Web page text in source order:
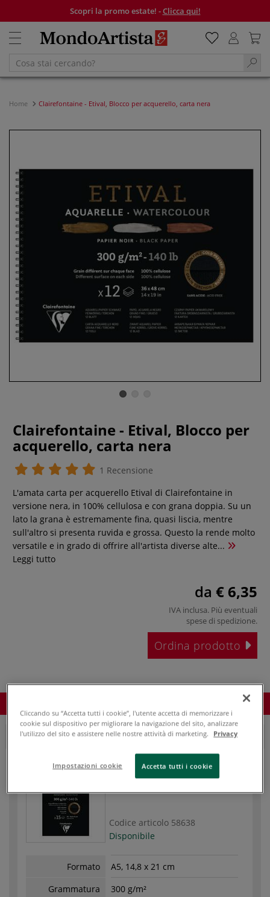
Scopri la promo estate! -Clicca qui!
Home Clairefontaine - Etival, Blocco per acquerello, carta nera
Clairefontaine - Etival, Blocco per
acquerello, carta nera
1 Recensione
L'amata carta per acquerello Etival di Clairefontaine in
versione nera, in 100% cellulosa e con grana doppia. Su un
lato la grana è estremamente fina, quasi liscia, mentre
sull'altro si presenta ruvida e grossa. Questo la rende molto
versatile e in grado di offrire all'artista diverse alte...
Leggi tutto
da € 6,35
IVA inclusa. Più eventuali
spese di spedizione.
Ordina prodotto
blocco collato su 1 lato
Codice articolo 58638
Disponibile
Formato
A5, 14,8 x 21 cm
Grammatura
300 g/m²
Cliccando su “Accetta tutti i cookie”, l'utente accetta di memorizzare i
cookie sul dispositivo per migliorare la navigazione del sito, analizzare
l'utilizzo del sito e assistere nelle nostre attività di marketing.
Privacy
Impostazioni cookie Accetta tutti i cookie